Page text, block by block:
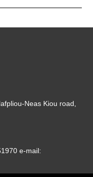
Neas Kiou road,
e-mail: